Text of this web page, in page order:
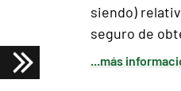
siendo)
seguro de
...más